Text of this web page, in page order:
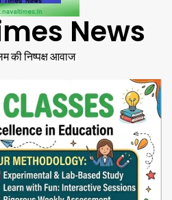
News
की निष्पक्ष आवाज